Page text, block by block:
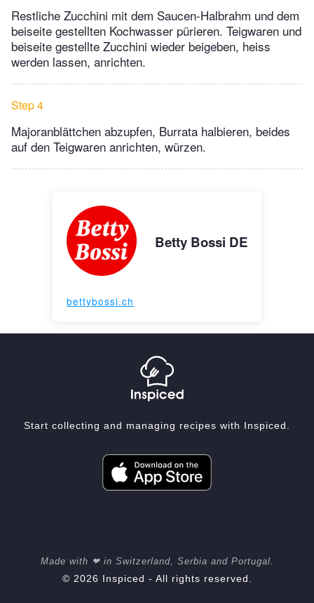
Restliche Zucchini mit dem Saucen-Halbrahm und dem
beiseite gestellten Kochwasser pürieren. Teigwaren und
beiseite gestellte Zucchini wieder beigeben, heiss
werden lassen, anrichten.
Step 4
Majoranblättchen abzupfen, Burrata halbieren, beides
auf den Teigwaren anrichten, würzen.
Betty Bossi DE
bettybossi.ch
Start collecting and managing recipes with Inspiced.
Made with ❤ in Switzerland, Serbia and Portugal.
© 2026 Inspiced - All rights reserved.